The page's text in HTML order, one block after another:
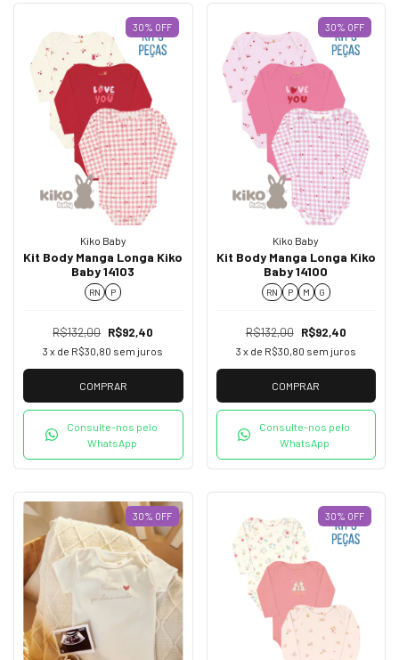
30% OFF
Kiko Baby
Kit Body Manga Longa Kiko
Baby 14103
RN P
R$132,00 R$92,40
3 x de R$30,80 sem juros
COMPRAR
Consulte-nos pelo
WhatsApp
30% OFF
Kiko Baby
Kit Body Manga Longa Kiko
Baby 14100
RN P M G
R$132,00 R$92,40
3 x de R$30,80 sem juros
COMPRAR
Consulte-nos pelo
WhatsApp
30% OFF 30% OFF